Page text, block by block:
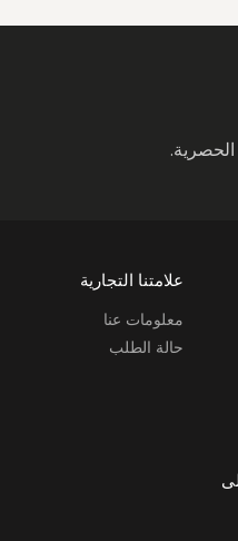
علامتنا التجارية
معلومات عنا
حالة الطلب